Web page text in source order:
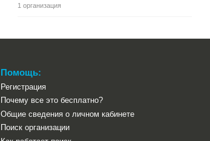
1 организация
Помощь:
Регистрация
Почему все это бесплатно?
Общие сведения о личном кабинете
Поиск организации